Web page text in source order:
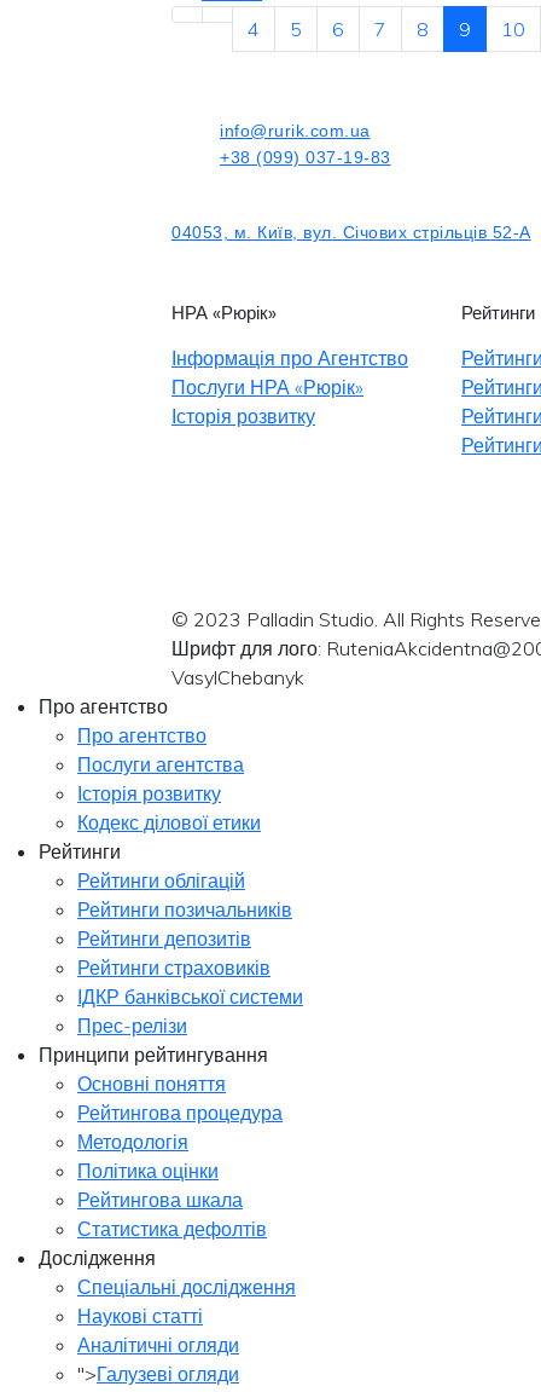
4
5 6 7 8 9 10
info@rurik.com.ua
+38 (099) 037-19-83
04053, м. Київ, вул. Січових стрільців 52-А
НРА «Рюрік»
Інформація про Агентство
Послуги НРА «Рюрік»
Історія розвитку
Рейтинги
© 2023 Palladin Studio. All Rights
Шрифт для лого:
VasylChebanyk
Про агентство
Про агентство
Послуги агентства
Історія розвитку
Кодекс ділової етики
Рейтинги
Рейтинги облігацій
Рейтинги позичальників
Рейтинги депозитів
Рейтинги страховиків
ІДКР банківської системи
Прес-релізи
Принципи рейтингування
Основні поняття
Рейтингова процедура
Методологія
Політика оцінки
Рейтингова шкала
Статистика дефолтів
Дослідження
Спеціальні дослідження
Наукові статті
Аналітичні огляди
">Галузеві огляди